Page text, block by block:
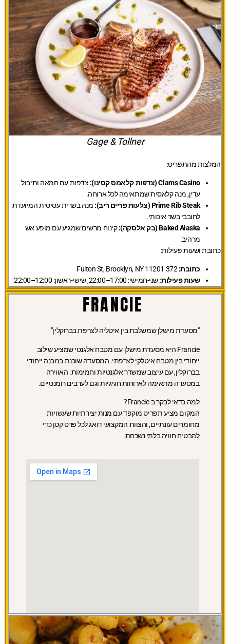
Gage & Tollner
המלצות מהתפריט:
Clams Casino (צדפות קלאמס קסינו):
צדפות עם חמאה ותיבול
עדין, מנה קלאסית שמתאימה לכל ארוחה.
Prime Rib Steak (צלעות פריים ריב):
מנה בשרית עסיסית המיועדת
לחובבי בשר איכותי.
Baked Alaska (בק אלסקה):
קינוח מרשים שמגיע עם מופע אש
מרהיב.
כתובת ושעות פעילות:
כתובת:372 Fulton St, Brooklyn, NY 11201
שעות פעילות:שני-חמישי: 17:00–22:00, שישי-ראשון: 12:00–22:00
FRANCIE
"מסעדת מישלן שמשלבת בין איטליה לצרפת בברוקלין"
Francie היא מסעדת מישלן עם מטבח אלגנטי שמציע שילוב
ייחודי בין מטבח איטלקי לצרפתי. המסעדה שוכנת במבנה ייחודי
בברוקלין, עם עיצוב שמשדר אלגנטיות וחמימות. האווירה
במסעדה מתאימה לארוחות חגיגיות וגם לערבים רומנטיים.
למה כדאי לבקר ב-Francie?
המקום מציע תפריט מוקפד עם מנות יצירתיות שעשויות
מחומרים עונתיים, והצוות המקצועי דואג לכל פרט קטן כדי
להבטיח חוויה בלתי נשכחת.